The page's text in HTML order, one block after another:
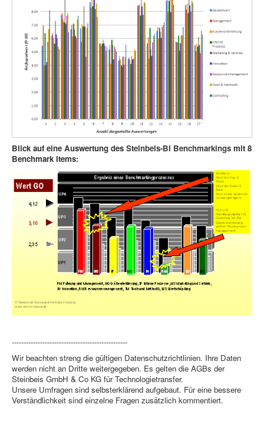
Blick auf eine Auswertung des Steinbeis-BI Benchmarkings mit 8
Benchmark Items:
-------------------------------------------------
Wir beachten streng die gültigen Datenschutzrichtlinien. Ihre Daten
werden nicht an Dritte weitergegeben. Es gelten die AGBs der
Steinbeis GmbH & Co KG für Technologietransfer.
Unsere Umfragen sind selbsterklärend aufgebaut. Für eine bessere
Verständlichkeit sind einzelne Fragen zusätzlich kommentiert.